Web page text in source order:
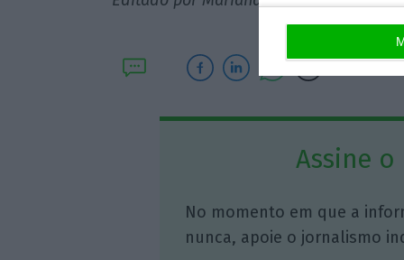
Assine o
No momento em que a
nunca, apoie o jornalismo